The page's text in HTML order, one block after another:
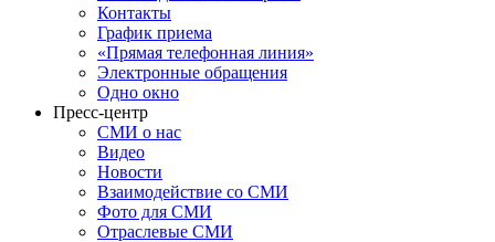
Контакты
График приема
«Прямая телефонная линия»
Электронные обращения
Одно окно
Пресс-центр
СМИ о нас
Видео
Новости
Взаимодействие со СМИ
Фото для СМИ
Отраслевые СМИ